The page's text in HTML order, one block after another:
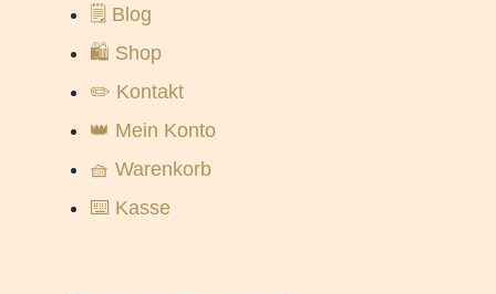
🗒️ Blog
🛍️ Shop
✏️ Kontakt
👑 Mein Konto
🧺 Warenkorb
⌨️ Kasse